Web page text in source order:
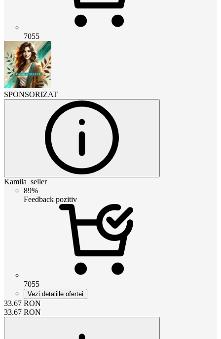
7055
SPONSORIZAT
Kamila_seller
89%
Feedback pozitiv
7055
Vezi detaliile ofertei
33.67 RON
33.67 RON